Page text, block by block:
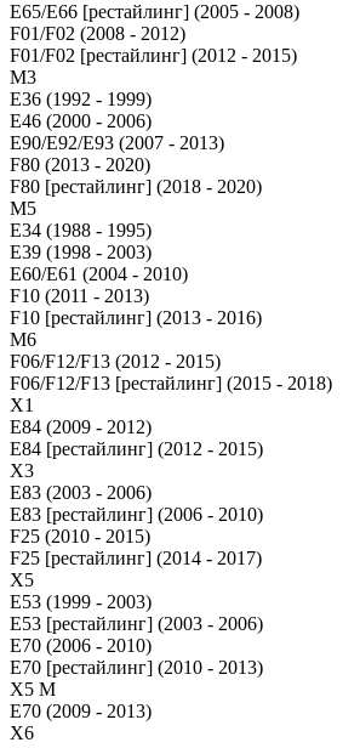
E65/E66 [рестайлинг] (2005 - 2008)
F01/F02 (2008 - 2012)
F01/F02 [рестайлинг] (2012 - 2015)
M3
E36 (1992 - 1999)
E46 (2000 - 2006)
E90/E92/E93 (2007 - 2013)
F80 (2013 - 2020)
F80 [рестайлинг] (2018 - 2020)
М5
E34 (1988 - 1995)
E39 (1998 - 2003)
E60/E61 (2004 - 2010)
F10 (2011 - 2013)
F10 [рестайлинг] (2013 - 2016)
M6
F06/F12/F13 (2012 - 2015)
F06/F12/F13 [рестайлинг] (2015 - 2018)
X1
E84 (2009 - 2012)
E84 [рестайлинг] (2012 - 2015)
X3
E83 (2003 - 2006)
E83 [рестайлинг] (2006 - 2010)
F25 (2010 - 2015)
F25 [рестайлинг] (2014 - 2017)
X5
E53 (1999 - 2003)
E53 [рестайлинг] (2003 - 2006)
E70 (2006 - 2010)
E70 [рестайлинг] (2010 - 2013)
X5 M
E70 (2009 - 2013)
X6